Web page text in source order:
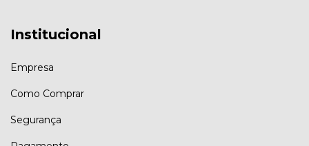
Institucional
Empresa
Como Comprar
Segurança